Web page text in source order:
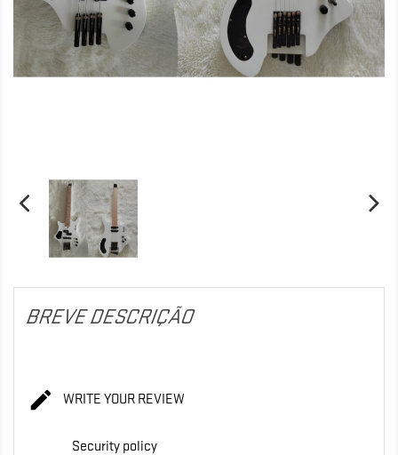
BREVE DESCRIÇÃO
 WRITE YOUR REVIEW
Security policy